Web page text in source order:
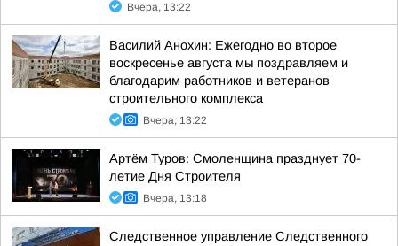
Вчера, 13:22
Василий Анохин: Ежегодно во второе
воскресенье августа мы поздравляем и
благодарим работников и ветеранов
строительного комплекса
Вчера, 13:22
Артём Туров: Смоленщина празднует 70-
летие Дня Строителя
Вчера, 13:18
Следственное управление Следственного